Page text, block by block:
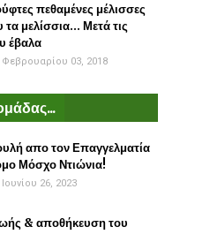
πεθαμένες μέλισσες
μελίσσια... Μετά τις
έβαλα
03, 2018
απο τον Επαγγελματία
Μόσχο Ντιώνια!
26, 2023
& αποθήκευση του